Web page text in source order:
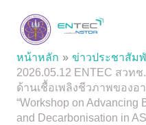
content
หน้าหลัก
ข่าวประชาสัม
2026.05.12 ENTEC สวท
ด้านเชื้อเพลิงชีวภาพของอ
“Workshop on Advancing
and Decarbonisation in